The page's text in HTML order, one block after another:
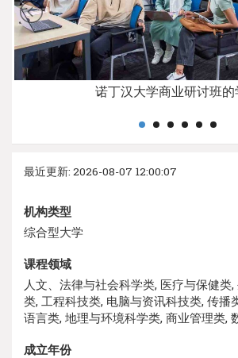
诺丁汉大学商业研讨班的
最近更新: 2026-08-07 12:00:07
机构类型
综合型大学
课程领域
人文、法律与社会科学类, 医疗与保健类
类, 工程科技类, 电脑与资讯科技类, 传播
语言类, 地理与环境科学类, 商业管理类,
成立年份